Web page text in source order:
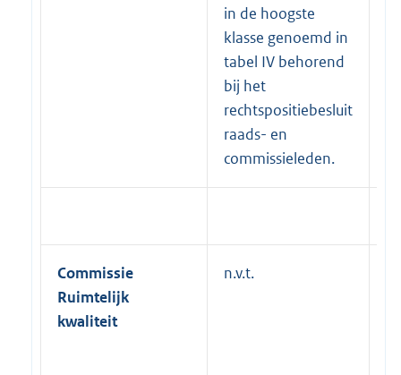
in de hoogste
klasse genoemd in
tabel IV behorend
bij het
rechtspositiebesluit
raads- en
commissieleden.
Commissie
Ruimtelijk
kwaliteit
n.v.t.